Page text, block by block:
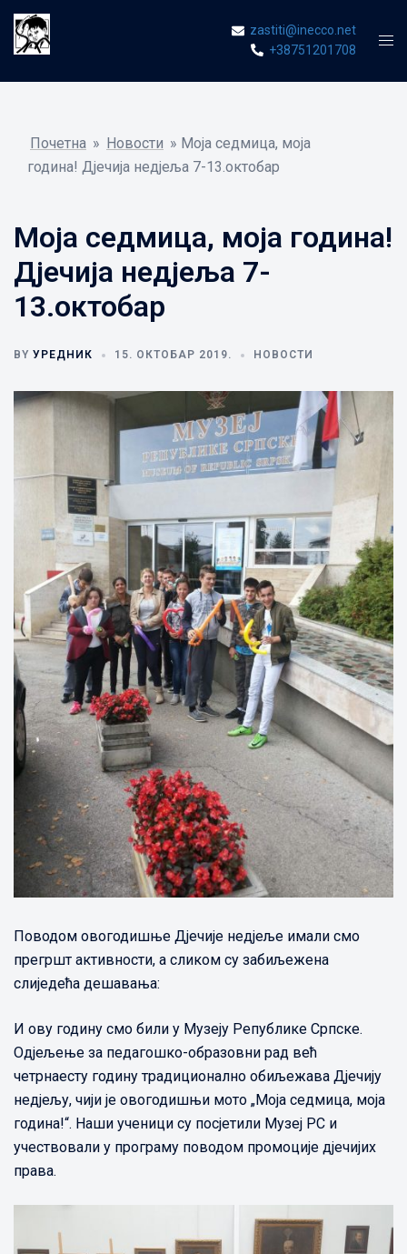
Skip
content
zastiti@inecco.net
+38751201708
Почетна » Новости » Моја седмица, моја
година! Дјечија недјеља 7-13.октобар
Моја седмица, моја година!
Дјечија недјеља 7-
13.октобар
BY УРЕДНИК 15. ОКТОБАР 2019. НОВОСТИ
Поводом овогодишње Дјечије недјеље имали смо
прегршт активности, а сликом су забиљежена
слиједећа дешавања:
И ову годину смо били у Музеју Републике Српске.
Одјељење за педагошко-образовни рад већ
четрнаесту годину традиционално обиљежава Дјечију
недјељу, чији је овогодишњи мото „Моја седмица, моја
година!“. Наши ученици су посјетили Музеј РС и
учествовали у програму поводом промоције дјечијих
права.